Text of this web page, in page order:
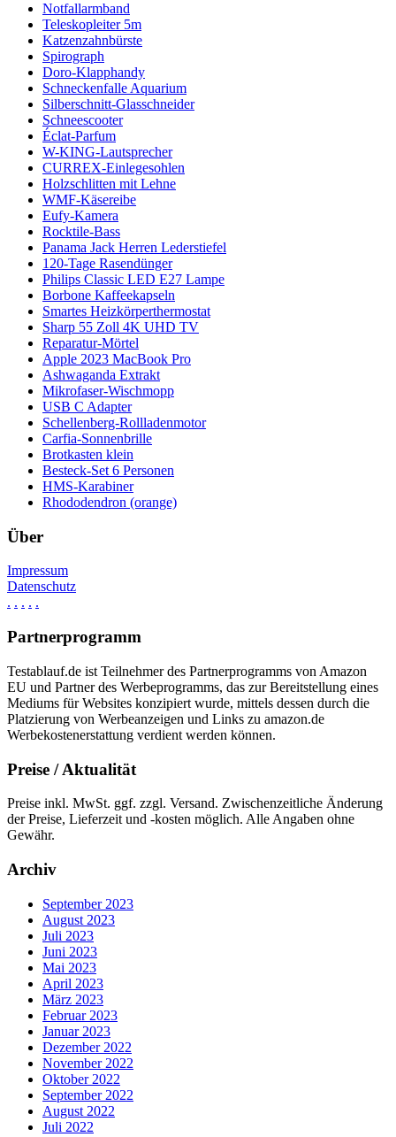
Notfallarmband
Teleskopleiter 5m
Katzenzahnbürste
Spirograph
Doro-Klapphandy
Schneckenfalle Aquarium
Silberschnitt-Glasschneider
Schneescooter
Éclat-Parfum
W-KING-Lautsprecher
CURREX-Einlegesohlen
Holzschlitten mit Lehne
WMF-Käsereibe
Eufy-Kamera
Rocktile-Bass
Panama Jack Herren Lederstiefel
120-Tage Rasendünger
Philips Classic LED E27 Lampe
Borbone Kaffeekapseln
Smartes Heizkörperthermostat
Sharp 55 Zoll 4K UHD TV
Reparatur-Mörtel
Apple 2023 MacBook Pro
Ashwaganda Extrakt
Mikrofaser-Wischmopp
USB C Adapter
Schellenberg-Rollladenmotor
Carfia-Sonnenbrille
Brotkasten klein
Besteck-Set 6 Personen
HMS-Karabiner
Rhododendron (orange)
Über
Impressum
Datenschutz
. . . . .
Partnerprogramm
Testablauf.de ist Teilnehmer des Partnerprogramms von Amazon
EU und Partner des Werbeprogramms, das zur Bereitstellung eines
Mediums für Websites konzipiert wurde, mittels dessen durch die
Platzierung von Werbeanzeigen und Links zu amazon.de
Werbekostenerstattung verdient werden können.
Preise / Aktualität
Preise inkl. MwSt. ggf. zzgl. Versand. Zwischenzeitliche Änderung
der Preise, Lieferzeit und -kosten möglich. Alle Angaben ohne
Gewähr.
Archiv
September 2023
August 2023
Juli 2023
Juni 2023
Mai 2023
April 2023
März 2023
Februar 2023
Januar 2023
Dezember 2022
November 2022
Oktober 2022
September 2022
August 2022
Juli 2022